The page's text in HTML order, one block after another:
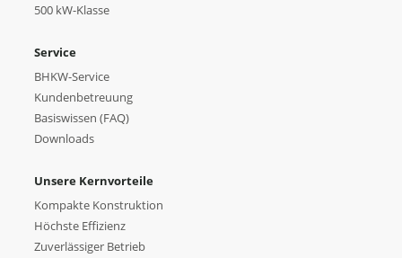
500 kW-Klasse
Service
BHKW-Service
Kundenbetreuung
Basiswissen (FAQ)
Downloads
Unsere Kernvorteile
Kompakte Konstruktion
Höchste Effizienz
Zuverlässiger Betrieb